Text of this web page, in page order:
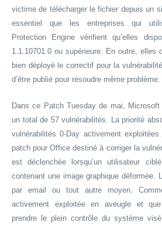
victime de télécharger le fichier depuis un
essentiel que les entreprises qui
Protection Engine vérifient qu’elles
1.1.10701.0 ou supérieure. En outre, elles
bien déployé le correctif pour la vulnérabilité
d’être publié pour résoudre même problème.
Dans ce Patch Tuesday de mai,
un total de 57 vulnérabilités. La priorité
vulnérabilités 0-Day activement
patch pour Office destiné à corriger la
est déclenchée lorsqu’un utilisateur
contenant une image graphique déformée.
par email ou tout autre moyen.
activement exploitée en aveugle et
prendre le plein contrôle du système